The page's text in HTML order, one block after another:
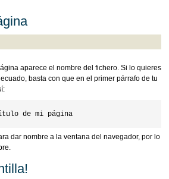
aparece el nombre del fichero. Si lo quieres
basta con que en el primer párrafo de tu
dar nombre a la ventana del navegador, por lo